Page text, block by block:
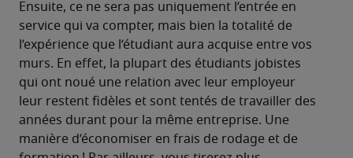
Ensuite, ce ne sera pas uniquement l’entrée en
service qui va compter, mais bien la totalité de
l’expérience que l’étudiant aura acquise entre vos
murs. En effet, la plupart des étudiants jobistes
qui ont noué une relation avec leur employeur
leur restent fidèles et sont tentés de travailler des
années durant pour la même entreprise. Une
manière d’économiser en frais de rodage et de